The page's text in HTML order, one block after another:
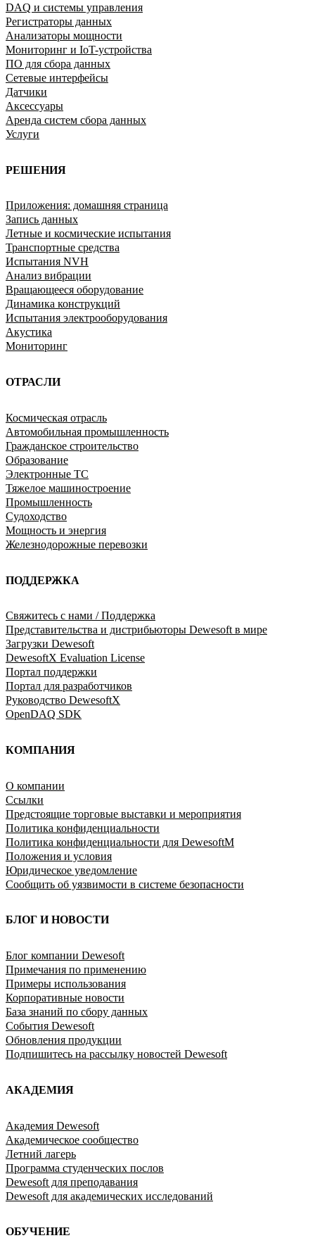
DAQ и системы управления
Регистраторы данных
Анализаторы мощности
Мониторинг и IoT-устройства
ПО для сбора данных
Сетевые интерфейсы
Датчики
Аксессуары
Аренда систем сбора данных
Услуги
РЕШЕНИЯ
Приложения: домашняя страница
Запись данных
Летные и космические испытания
Транспортные средства
Испытания NVH
Анализ вибрации
Вращающееся оборудование
Динамика конструкций
Испытания электрооборудования
Акустика
Мониторинг
ОТРАСЛИ
Космическая отрасль
Автомобильная промышленность
Гражданское строительство
Образование
Электронные ТС
Тяжелое машиностроение
Промышленность
Судоходство
Мощность и энергия
Железнодорожные перевозки
ПОДДЕРЖКА
Свяжитесь с нами / Поддержка
Представительства и дистрибьюторы Dewesoft в мире
Загрузки Dewesoft
DewesoftX Evaluation License
Портал поддержки
Портал для разработчиков
Руководство DewesoftX
OpenDAQ SDK
КОМПАНИЯ
O компании
Ссылки
Предстоящие торговые выставки и мероприятия
Политика конфиденциальности
Политика конфиденциальности для DewesoftM
Положения и условия
Юридическое уведомление
Сообщить об уязвимости в системе безопасности
БЛОГ И НОВОСТИ
Блог компании Dewesoft
Примечания по применению
Примеры использования
Корпоративные новости
База знаний по сбору данных
События Dewesoft
Обновления продукции
Подпишитесь на рассылку новостей Dewesoft
АКАДЕМИЯ
Академия Dewesoft
Академическое сообщество
Летний лагерь
Программа студенческих послов
Dewesoft для преподавания
Dewesoft для академических исследований
ОБУЧЕНИЕ